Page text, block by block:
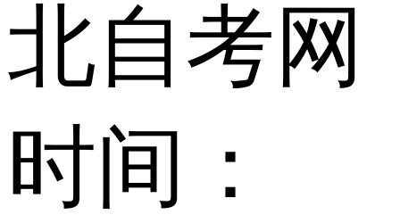
北自考网
时间：